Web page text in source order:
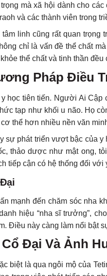
mà xã hội dành cho
và các thành viên trong
linh cũng rất quan trọng
chỉ là vấn đề thể chất
thể chất và tinh thần đều
Pháp Điều
học tiên tiến. Người Ai Cập
tạp như khối u não. Họ
thể hơn nhiều nền văn
sự phát triển vượt bậc của
thảo dược như mật ong,
tiếp cận có hệ thống đối
mạnh đến chăm sóc nha
hiệu “nha sĩ trưởng”,
Điều này càng làm nổi bật
Cổ Đại Và Ảnh
biệt là qua ngôi mộ của